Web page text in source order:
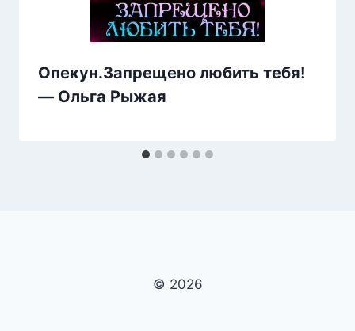
Опекун.Запрещено любить тебя!
— Ольга Рыжая
© 2026